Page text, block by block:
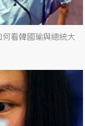
看韓國瑜與總統大